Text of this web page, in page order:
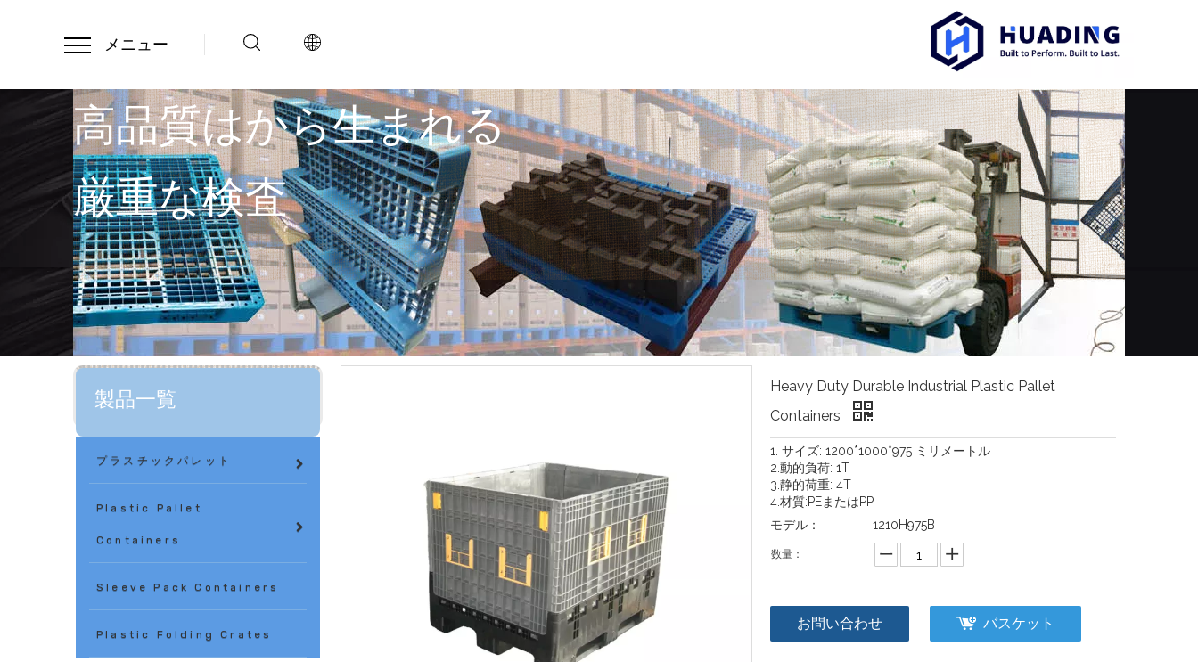
メニュー
高品質はから生まれる
厳重な検査
製品一覧
プラスチックパレット
Plastic Pallet
Containers
Sleeve Pack Containers
Plastic Folding Crates
Heavy Duty Durable Industrial Plastic Pallet
Containers
1. サイズ: 1200*1000*975 ミリメートル
2.動的負荷: 1T
3.静的荷重: 4T
4.材質:PEまたはPP
モデル：
1210H975B
数量：
お問い合わせ バスケット